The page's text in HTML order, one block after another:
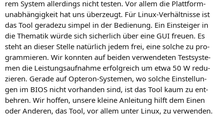
rem Sys­tem aller­dings nicht tes­ten. Vor allem die Platt­form­
un­ab­hän­gig­keit hat uns über­zeugt. Für Linux-Ver­hält­nis­se ist
das Tool gera­de­zu sim­pel in der Bedie­nung. Ein Ein­stei­ger in
die The­ma­tik wür­de sich sicher­lich über eine GUI freu­en. Es
steht an die­ser Stel­le natür­lich jedem frei, eine sol­che zu pro­
gram­mie­ren. Wir konn­ten auf bei­den ver­wen­de­ten Test­sys­te­
men die Leis­tungs­auf­nah­me erfolg­reich um etwa 50 W redu­
zie­ren. Gera­de auf Opte­ron-Sys­te­men, wo sol­che Ein­stel­lun­
gen im BIOS nicht vor­han­den sind, ist das Tool kaum zu ent­
beh­ren. Wir hof­fen, unse­re klei­ne Anlei­tung hilft dem Einen
oder Ande­ren, das Tool, vor allem unter Linux, zu verwenden.